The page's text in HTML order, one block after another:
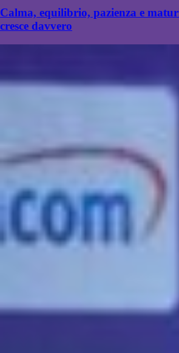
Calma, equilibrio, pazienza e
cresce davvero